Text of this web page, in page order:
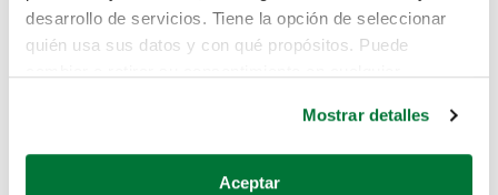
desarrollo de servicios. Tiene la opción de seleccionar
quién usa sus datos y con qué propósitos. Puede
Si lo permite, también quisiéramos:
Mostrar detalles
Aceptar
Pero puedes encontrar el coche que estás
buscando en alguno de estos enlaces:
Coches de segunda mano